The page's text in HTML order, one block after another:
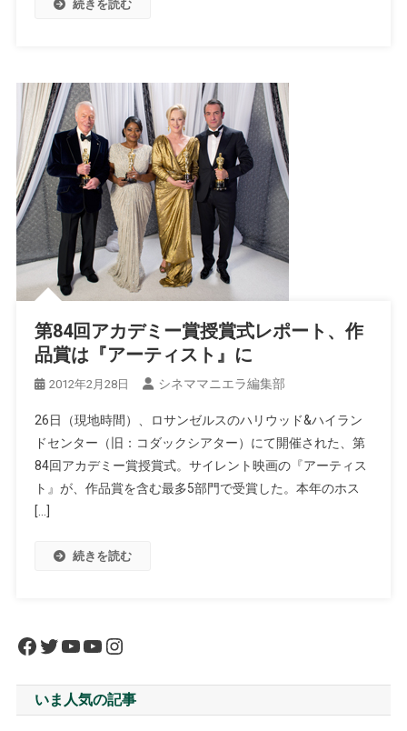
続きを読む
第84回アカデミー賞授賞式レポート、作
品賞は『アーティスト』に
2012年2月28日 シネママニエラ編集部
26日（現地時間）、ロサンゼルスのハリウッド&ハイラン
ドセンター（旧：コダックシアター）にて開催された、第
84回アカデミー賞授賞式。サイレント映画の『アーティス
ト』が、作品賞を含む最多5部門で受賞した。本年のホス
[…]
続きを読む
Facebook
Twitter
YouTube
YouTube
Instagram
いま人気の記事